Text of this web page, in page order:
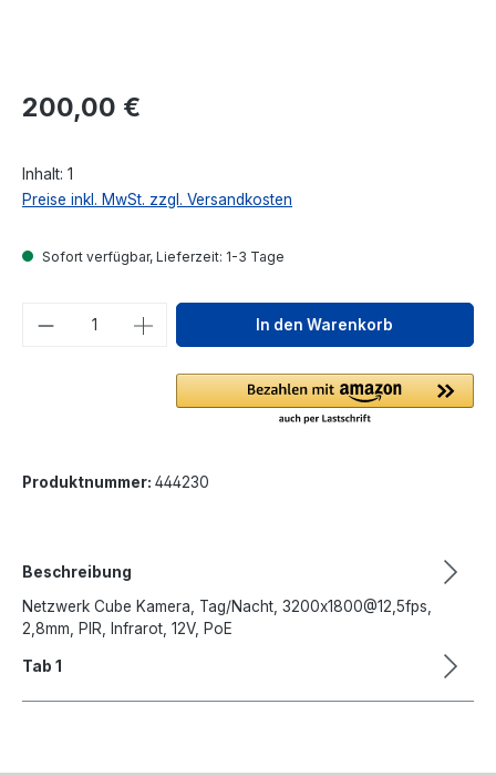
Regulärer Preis:
200,00 €
Inhalt: 1
Preise inkl. MwSt. zzgl. Versandkosten
Sofort verfügbar, Lieferzeit: 1-3 Tage
Produkt Anzahl: Gib denIn den Warenkorb
Produktnummer: 444230
Beschreibung
Netzwerk Cube Kamera, Tag/Nacht, 3200x1800@12,5fps,
2,8mm, PIR, Infrarot, 12V, PoE
Tab 1